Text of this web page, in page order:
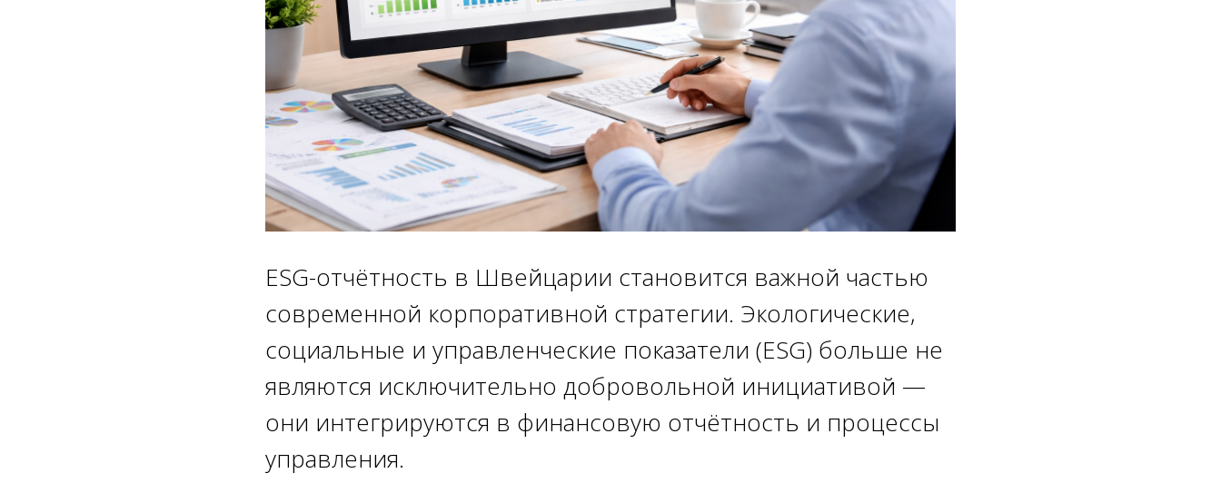
ESG-отчётность в Швейцарии становится важной частью
современной корпоративной стратегии. Экологические,
социальные и управленческие показатели (ESG) больше не
являются исключительно добровольной инициативой —
они интегрируются в финансовую отчётность и процессы
управления.